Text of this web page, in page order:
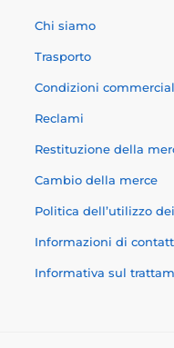
Chi siamo
Trasporto
Condizioni
Reclami
Restituzione della
Cambio della merce
Politica dell’utilizzo
Informazioni di
Informativa sul